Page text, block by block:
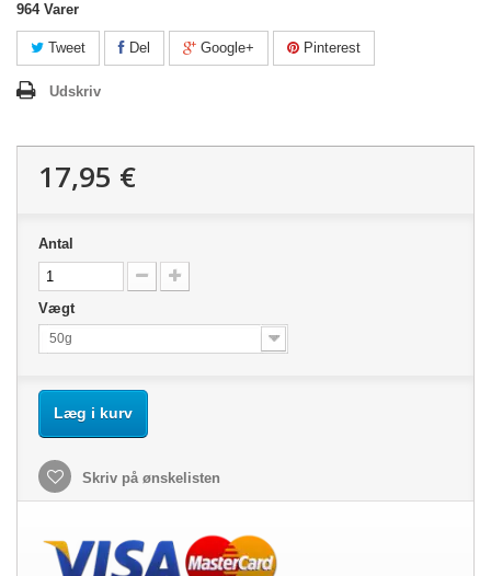
964 Varer
Tweet Del Google+ Pinterest
Udskriv
17,95 €
Antal
Vægt
50g
Læg i kurv
Skriv på ønskelisten